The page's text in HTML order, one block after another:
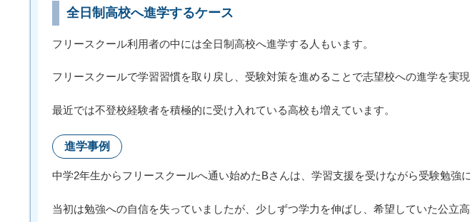
全日制高校へ進学するケース
フリースクール利用者の中には全日制高校へ進学する人もいます。
フリースクールで学習習慣を取り戻し、受験対策を進めることで志望校への進学を実
最近では不登校経験者を積極的に受け入れている高校も増えています。
進学事例
中学2年生からフリースクールへ通い始めたBさんは、学習支援を受けながら受験勉強
当初は勉強への自信を失っていましたが、少しずつ学力を伸ばし、希望していた公立高